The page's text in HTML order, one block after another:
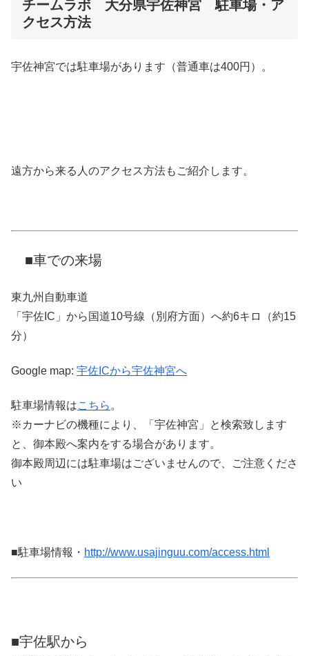
チームラボ 大分県宇佐神宮 駐車場・ア
クセス方法
宇佐神宮では駐車場があります（普通車は400円）。
遠方から来る人のアクセス方法もご紹介します。
■車での来場
東九州自動車道
「宇佐IC」から国道10号線（別府方面）へ約6キロ（約15
分）
Google map: 宇佐ICから宇佐神宮へ
駐車場情報はこちら 。
※カーナビの機種により、「宇佐神宮」と検索致します
と、御本殿へ案内をする場合があります。
御本殿周辺には駐車場はございませんので、ご注意くださ
い
■駐車場情報・ http://www.usajinguu.com/access.html
■宇佐駅から